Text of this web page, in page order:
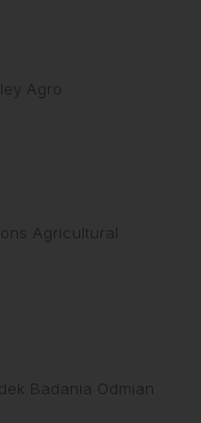
Agro
Agricultural
Badania Odmian